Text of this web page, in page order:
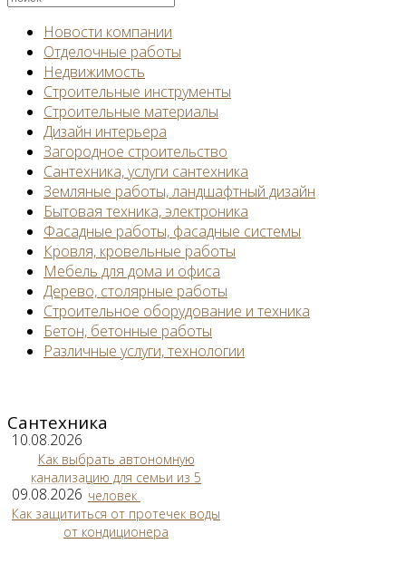
Новости компании
Отделочные работы
Недвижимость
Строительные инструменты
Строительные материалы
Дизайн интерьера
Загородное строительство
Сантехника, услуги сантехника
Земляные работы, ландшафтный дизайн
Бытовая техника, электроника
Фасадные работы, фасадные системы
Кровля, кровельные работы
Мебель для дома и офиса
Дерево, столярные работы
Строительное оборудование и техника
Бетон, бетонные работы
Различные услуги, технологии
Сантехника
10.08.2026
Как выбрать автономную
канализацию для семьи из 5
человек
09.08.2026
Как защититься от протечек воды
от кондиционера